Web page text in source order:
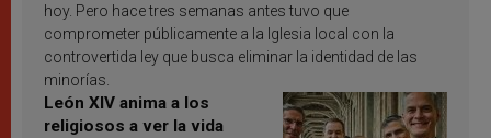
hoy. Pero hace tres semanas antes tuvo que
comprometer públicamente a la Iglesia local con la
controvertida ley que busca eliminar la identidad de las
minorías.
León XIV anima a los
religiosos a ver la vida